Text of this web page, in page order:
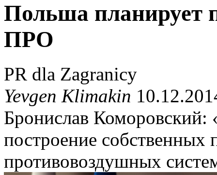
Польша планирует
ПРО
PR dla Zagranicy
Yevgen Klimakin
Бронислав
построение собственных
противовоздушных